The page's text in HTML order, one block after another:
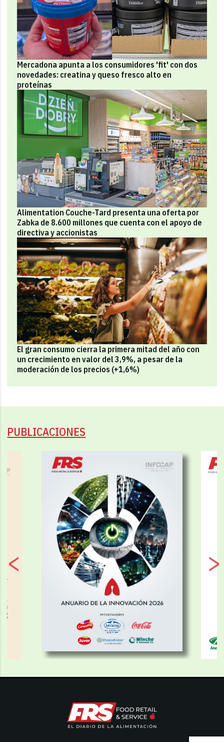
Mercadona apunta a los consumidores 'fit' con dos
novedades: creatina y queso fresco alto en
proteínas
Alimentation Couche-Tard presenta una oferta por
Zabka de 8.600 millones que cuenta con el apoyo de
directiva y accionistas
El gran consumo cierra la primera mitad del año con
un crecimiento en valor del 3,9%, a pesar de la
moderación de los precios (+1,6%)
PUBLICACIONES